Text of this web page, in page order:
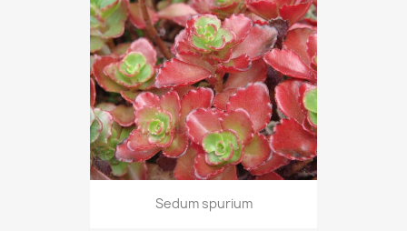
Sedum spurium